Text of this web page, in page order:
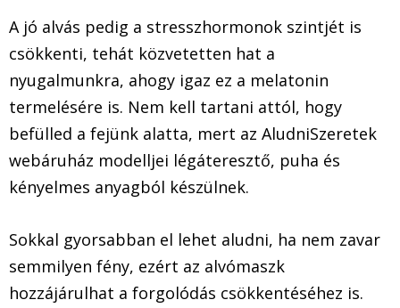
A jó alvás pedig a stresszhormonok szintjét is
csökkenti, tehát közvetetten hat a
nyugalmunkra, ahogy igaz ez a melatonin
termelésére is. Nem kell tartani attól, hogy
befülled a fejünk alatta, mert az AludniSzeretek
webáruház modelljei légáteresztő, puha és
kényelmes anyagból készülnek.
Sokkal gyorsabban el lehet aludni, ha nem zavar
semmilyen fény, ezért az alvómaszk
hozzájárulhat a forgolódás csökkentéséhez is.